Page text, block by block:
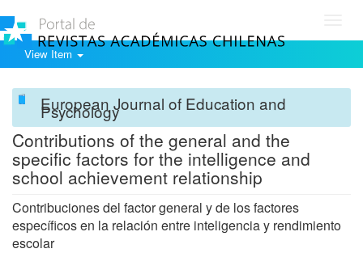
View Item
European Journal of Education and
Psychology
Contributions of the general and the
specific factors for the intelligence and
school achievement relationship
Contribuciones del factor general y de los factores
específicos en la relación entre inteligencia y rendimiento
escolar